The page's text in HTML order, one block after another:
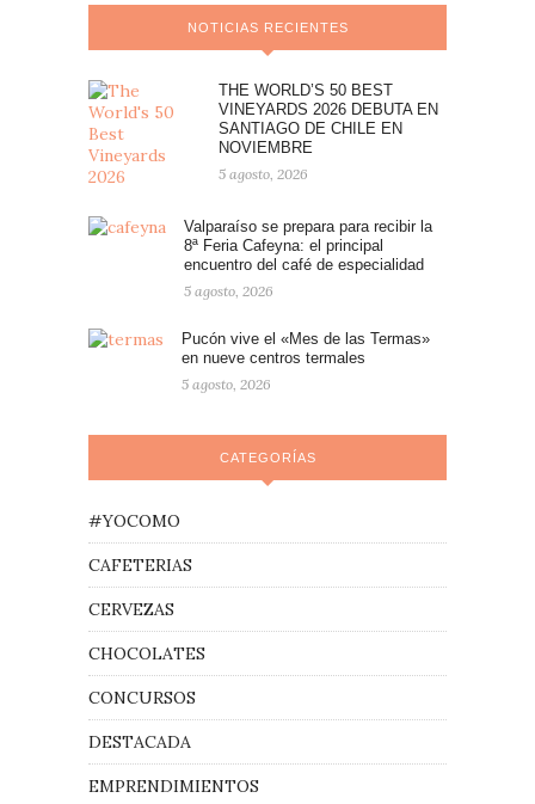
NOTICIAS RECIENTES
THE WORLD’S 50 BEST
VINEYARDS 2026 DEBUTA EN
SANTIAGO DE CHILE EN
NOVIEMBRE
5 agosto, 2026
Valparaíso se prepara para recibir la
8ª Feria Cafeyna: el principal
encuentro del café de especialidad
5 agosto, 2026
Pucón vive el «Mes de las Termas»
en nueve centros termales
5 agosto, 2026
CATEGORÍAS
#YOCOMO
CAFETERIAS
CERVEZAS
CHOCOLATES
CONCURSOS
DESTACADA
EMPRENDIMIENTOS